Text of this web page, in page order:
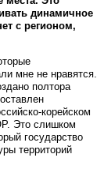
динамичное
с регионом,
мне не нравятся.
полтора
корейском
Это слишком
государство
территорий